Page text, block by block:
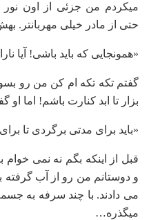
میکردم من جزئی از اون
حتی از مادر خیلی مهربانتر.
«همونجایی که باید باشی! آیا
گفتم تکه تکه ام کن من رو
بزار تا ابد کنارت باشم! اما او
«باید برای مدتی برگردی تا
قبل از اینکه بگم نه نمی خوام
و دوستانم من رو از آب گرفته
می دادند. با چند سرفه به
میگذره…